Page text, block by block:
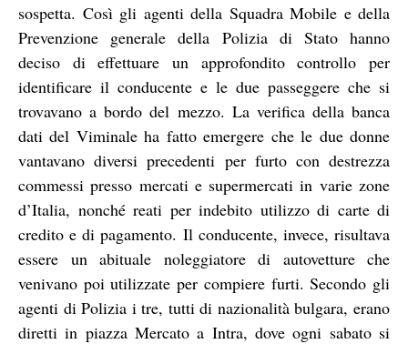
sospetta. Così gli agenti della Squadra Mobile e della
Prevenzione generale della Polizia di Stato hanno
deciso di effettuare un approfondito controllo per
identificare il conducente e le due passeggere che si
trovavano a bordo del mezzo. La verifica della banca
dati del Viminale ha fatto emergere che le due donne
vantavano diversi precedenti per furto con destrezza
commessi presso mercati e supermercati in varie zone
d’Italia, nonché reati per indebito utilizzo di carte di
credito e di pagamento. Il conducente, invece, risultava
essere un abituale noleggiatore di autovetture che
venivano poi utilizzate per compiere furti. Secondo gli
agenti di Polizia i tre, tutti di nazionalità bulgara, erano
diretti in piazza Mercato a Intra, dove ogni sabato si